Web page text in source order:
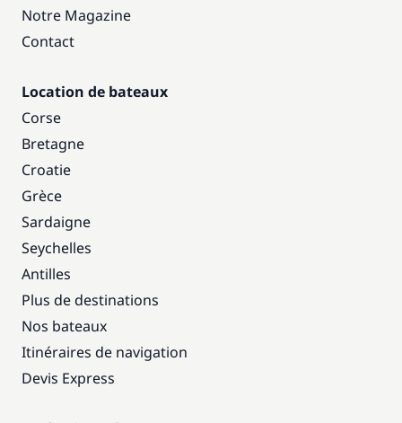
Notre Magazine
Contact
Location de bateaux
Corse
Bretagne
Croatie
Grèce
Sardaigne
Seychelles
Antilles
Plus de destinations
Nos bateaux
Itinéraires de navigation
Devis Express